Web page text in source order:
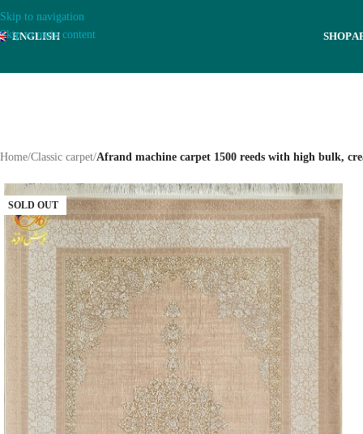
Skip to navigation
Skip to main content
ENGLISH SHOP
Home/Classic carpet/Afrand machine carpet 1500 reeds with high bulk,
SOLD OUT